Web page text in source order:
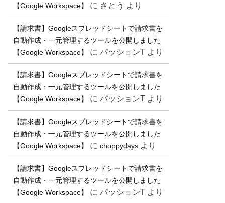
【Google Workspace】
に さとう より
【請求書】Googleスプレッドシートで請求書を
自動作成・一元管理するツールを公開しました
【Google Workspace】
に パッションT より
【請求書】Googleスプレッドシートで請求書を
自動作成・一元管理するツールを公開しました
【Google Workspace】
に パッションT より
【請求書】Googleスプレッドシートで請求書を
自動作成・一元管理するツールを公開しました
【Google Workspace】
に choppydays より
【請求書】Googleスプレッドシートで請求書を
自動作成・一元管理するツールを公開しました
【Google Workspace】
に パッションT より